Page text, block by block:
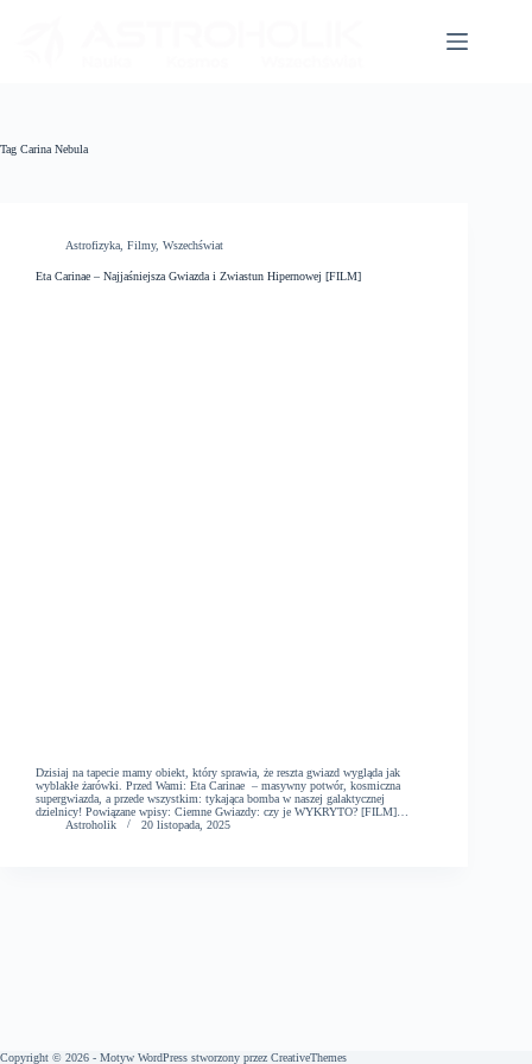
Tag Carina Nebula
Astrofizyka Filmy, Wszechświat
Eta Carinae – Najjaśniejsza Gwiazda i Zwiastun Hipernowej [FILM]
Dzisiaj na tapecie mamy obiekt, który sprawia, że reszta gwiazd wygląda jak
wyblakłe żarówki. Przed Wami: Eta Carinae – masywny potwór, kosmiczna
supergwiazda, a przede wszystkim: tykająca bomba w naszej galaktycznej
dzielnicy! Powiązane wpisy: Ciemne Gwiazdy: czy je WYKRYTO? [FILM]…
Astroholik
20 listopada, 2025
Copyright © 2026 - Motyw WordPress stworzony przez CreativeThemes